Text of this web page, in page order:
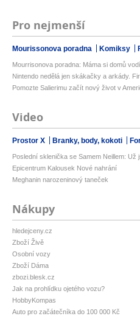
Pro nejmenší
Mourissonova poradna Komiksy
Mourrisonova poradna: Máma si domů
Nintendo nedělá jen skákačky a arkády.
Pomozte Salierimu začít nový život v
Video
Prostor X Branky, body, kokoti
Poslední sklenička se Samem Neillem: Už
Epicentrum Kalousek Nové nahrání
Meghanin narozeninový taneček
Nákupy
hledejceny.cz
Zboží Živě
Osobní vozy
Zboží Dáma
zbozi.blesk.cz
Jak na prohlídku ojetého vozu?
HobbyKompas
Auto pro začátečníka do 100 000 Kč